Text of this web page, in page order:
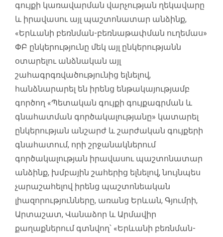
գույքի կառավարման վարչության ղեկավարը
և իրավասու այլ պաշտոնատար անձինք,
«Երևանի բեռնման-բեռնաթափման ուղեմաս»
ՓԲ ընկերությունը մեկ այլ ընկերությանն
օտարելու անձնական այլ
շահագրգռվածությունից ելնելով,
հանձնարարել են իրենց ենթակայությամբ
գործող «Պետական գույքի գույքագրման և
գնահատման գործակալությանը» կատարել
ընկերության անշարժ և շարժական գույքերի
գնահատում, որի շրջանակներում
գործակալության իրավասու պաշտոնատար
անձինք, խմբային շահերից ելնելով, նույնպես
չարաշահելով իրենց պաշտոնեական
լիազորությունները, առանց Երևան, Գյումրի,
Արտաշատ, Վանաձոր և Արմավիր
քաղաքներում գտնվող՝ «Երևանի բեռնման-